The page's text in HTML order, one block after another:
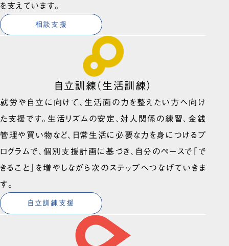
を支えています。
相談支援
自立訓練（生活訓練）
就労や自立に向けて、生活面の力を整えたい方へ向け
た支援です。生活リズムの安定、対人関係の練習、金銭
管理や買い物など、日常生活に必要な力を身につけるプ
ログラムで、個別支援計画に基づき、自分のペースで「で
きること」を増やしながら次のステップへつなげていきま
す。
自立訓練支援